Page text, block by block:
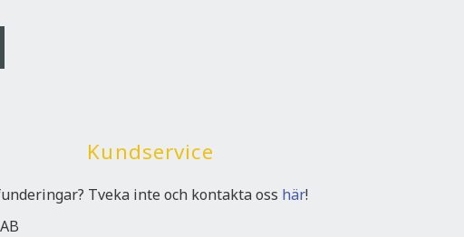
Kundservice
Tveka inte och kontakta oss här!